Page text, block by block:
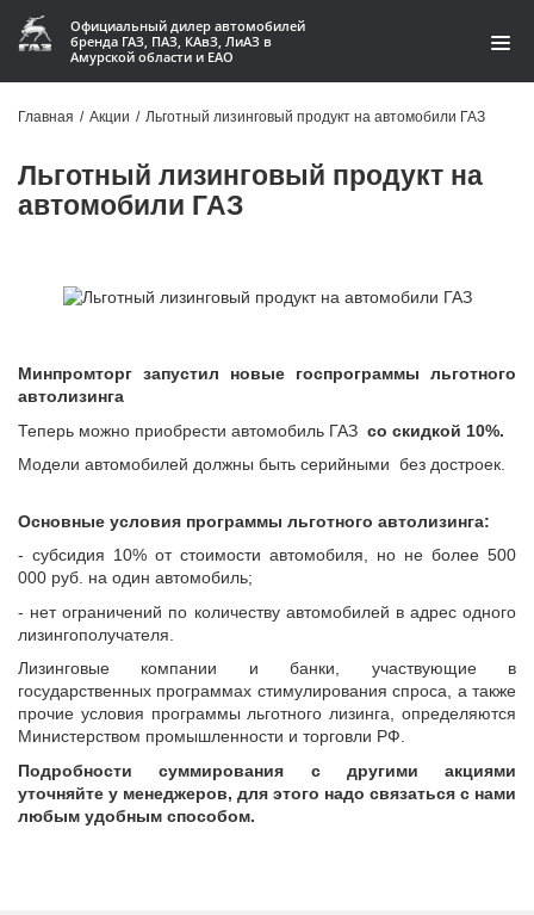
Официальный дилер автомобилей
бренда ГАЗ, ПАЗ, КАвЗ, ЛиАЗ в
Амурской области и ЕАО
Запчасти
О компании
Контакты
Автомобили
+7 (4162) 22-95-09
Запчасти
Сервисный центр
+7 (4162) 22–95–69
График работы: ПН-ПТ с 8.30 до 18.00 (+6 по МСК)
График работы сервис: ПН-СБ с 8.30 до 20.00
Главная / Акции / Льготный лизинговый продукт на автомобили ГАЗ
Льготный лизинговый продукт на
автомобили ГАЗ
Минпромторг запустил новые госпрограммы льготного
автолизинга
Теперь можно приобрести автомобиль ГАЗ со скидкой 10%.
Модели автомобилей должны быть серийными без достроек.
Основные условия программы льготного автолизинга:
- субсидия 10% от стоимости автомобиля, но не более 500
000 руб. на один автомобиль;
- нет ограничений по количеству автомобилей в адрес одного
лизингополучателя.
Лизинговые компании и банки, участвующие в
государственных программах стимулирования спроса, а также
прочие условия программы льготного лизинга, определяются
Министерством промышленности и торговли РФ.
Подробности суммирования с другими акциями
уточняйте у менеджеров, для этого надо связаться с нами
любым удобным способом.